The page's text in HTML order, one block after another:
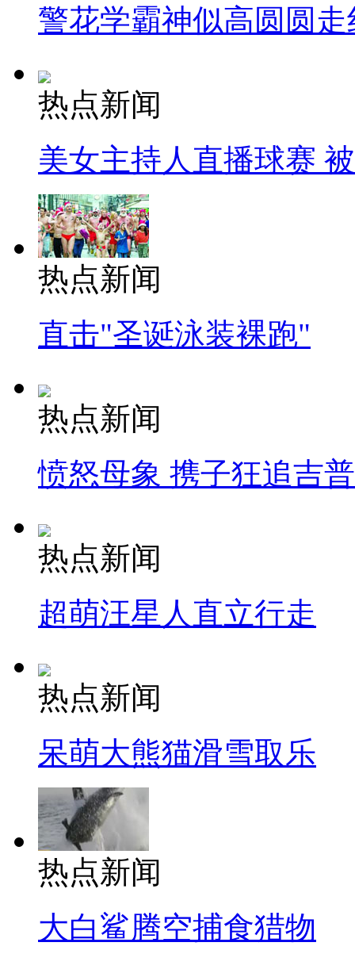
警花学霸神似高圆圆走
热点新闻
美女主持人直播球赛
热点新闻
直击"圣诞泳装裸跑"
热点新闻
愤怒母象 携子狂追吉
热点新闻
超萌汪星人直立行走
热点新闻
呆萌大熊猫滑雪取乐
热点新闻
大白鲨腾空捕食猎物